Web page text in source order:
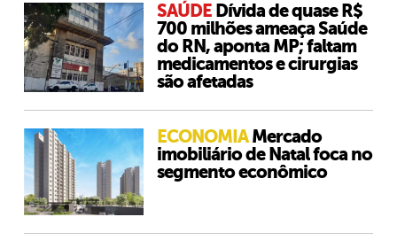
SAÚDE Dívida de quase R$
700 milhões ameaça Saúde
do RN, aponta MP; faltam
medicamentos e cirurgias
são afetadas
ECONOMIAMercado
imobiliário de Natal foca no
segmento econômico